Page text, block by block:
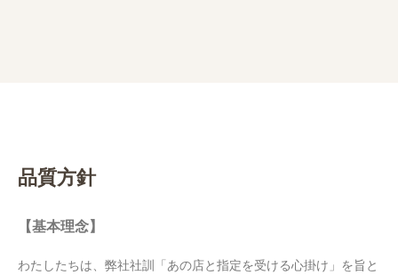
品質方針
【基本理念】
わたしたちは、弊社社訓「あの店と指定を受ける心掛け」を旨と